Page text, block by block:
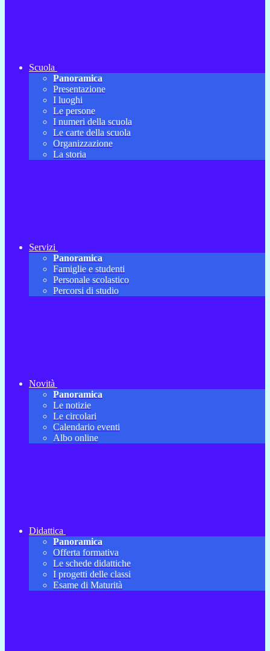
Scuola
Panoramica
Presentazione
I luoghi
Le persone
I numeri della scuola
Le carte della scuola
Organizzazione
La storia
Servizi
Panoramica
Famiglie e studenti
Personale scolastico
Percorsi di studio
Novità
Panoramica
Le notizie
Le circolari
Calendario eventi
Albo online
Didattica
Panoramica
Offerta formativa
Le schede didattiche
I progetti delle classi
Esame di Maturità